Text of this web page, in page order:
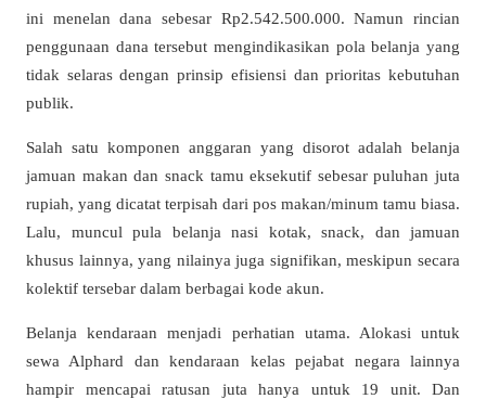
ini menelan dana sebesar Rp2.542.500.000. Namun rincian
penggunaan dana tersebut mengindikasikan pola belanja yang
tidak selaras dengan prinsip efisiensi dan prioritas kebutuhan
publik.
Salah satu komponen anggaran yang disorot adalah belanja
jamuan makan dan snack tamu eksekutif sebesar puluhan juta
rupiah, yang dicatat terpisah dari pos makan/minum tamu biasa.
Lalu, muncul pula belanja nasi kotak, snack, dan jamuan
khusus lainnya, yang nilainya juga signifikan, meskipun secara
kolektif tersebar dalam berbagai kode akun.
Belanja kendaraan menjadi perhatian utama. Alokasi untuk
sewa Alphard dan kendaraan kelas pejabat negara lainnya
hampir mencapai ratusan juta hanya untuk 19 unit. Dan